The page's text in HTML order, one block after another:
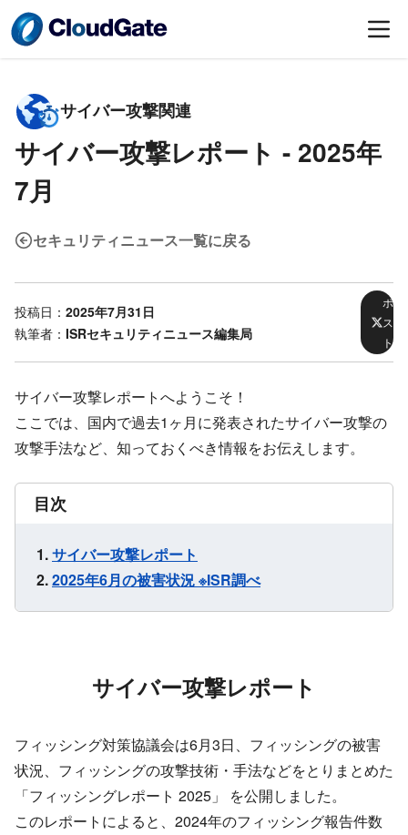
サイバー攻撃関連
サイバー攻撃レポート - 2025年
7月
セキュリティニュース一覧に戻る
投稿日： 2025年7月31日
執筆者： ISRセキュリティニュース編集局
ポ
ス
ト
サイバー攻撃レポートへようこそ！
ここでは、国内で過去1ヶ月に発表されたサイバー攻撃の
攻撃手法など、知っておくべき情報をお伝えします。
目次
サイバー攻撃レポート
2025年6月の被害状況 ※ISR調べ
サイバー攻撃レポート
フィッシング対策協議会は6月3日、フィッシングの被害
状況、フィッシングの攻撃技術・手法などをとりまとめた
「フィッシングレポート 2025」 を公開しました。
このレポートによると、2024年のフィッシング報告件数